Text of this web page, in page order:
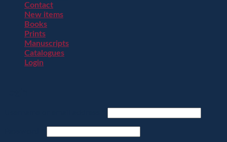
Contact
New items
Books
Prints
Manuscripts
Catalogues
Login